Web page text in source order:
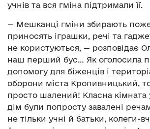
учнів та вся гміна підтримали її.
— Мешканці гміни збирають
приносять іграшки, речі та
не користуються, — розповідає
наш перший бус… Як оголосила
допомогу для біженців і
оборони міста Кропивницький, то
просто шалений! Класна кімната
дім були попросту завалені
не тільки учні й батьки, колеги-